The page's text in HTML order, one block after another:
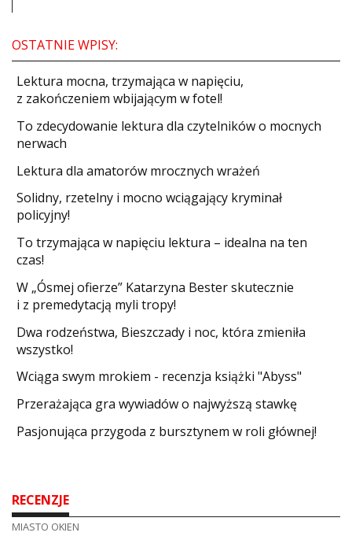
OSTATNIE WPISY:
​Lektura mocna, trzymająca w napięciu,
z zakończeniem wbijającym w fotel!
​To zdecydowanie lektura dla czytelników o mocnych
nerwach
Lektura dla amatorów mrocznych wrażeń
Solidny, rzetelny i mocno wciągający kryminał
policyjny!
​To trzymająca w napięciu lektura – idealna na ten
czas!
W „Ósmej ofierze” Katarzyna Bester skutecznie
i z premedytacją myli tropy!
Dwa rodzeństwa, Bieszczady i noc, która zmieniła
wszystko!
Wciąga swym mrokiem - recenzja książki "Abyss"
​Przerażająca gra wywiadów o najwyższą stawkę
Pasjonująca przygoda z bursztynem w roli głównej!
RECENZJE
MIASTO OKIEN